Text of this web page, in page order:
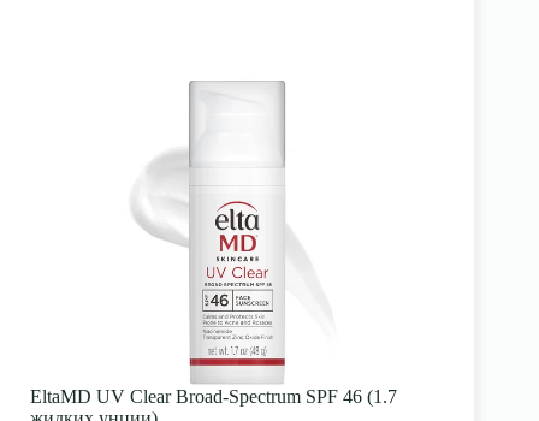
EltaMD UV Clear Broad-Spectrum SPF 46 (1.7